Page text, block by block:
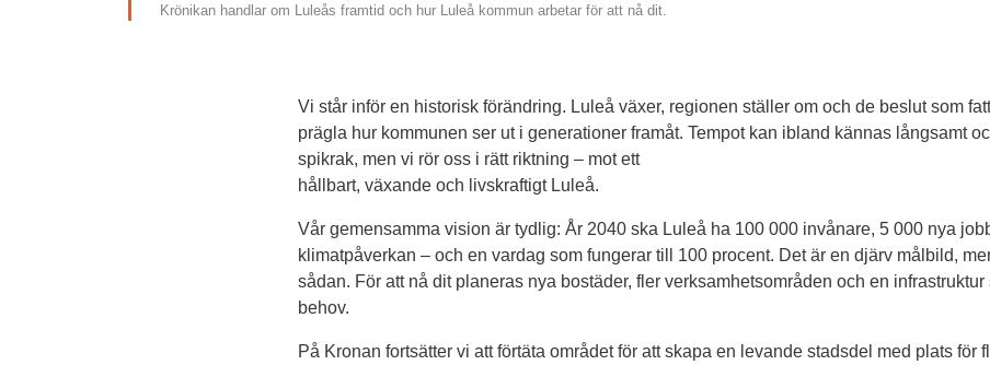
Krönikan handlar om Luleås framtid och hur Luleå kommun arbetar för att nå dit.
Vi står inför en historisk förändring. Luleå växer, regionen ställer om och de beslut som
prägla hur kommunen ser ut i generationer framåt. Tempot kan ibland kännas långsamt
spikrak, men vi rör oss i rätt riktning – mot ett
hållbart, växande och livskraftigt Luleå.
Vår gemensamma vision är tydlig: År 2040 ska Luleå ha 100 000 invånare, 5 000 nya
klimatpåverkan – och en vardag som fungerar till 100 procent. Det är en djärv målbild,
sådan. För att nå dit planeras nya bostäder, fler verksamhetsområden och en
behov.
På Kronan fortsätter vi att förtäta området för att skapa en levande stadsdel med plats för